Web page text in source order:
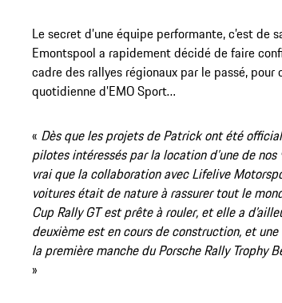
Le secret d’une équipe performante, c’est de
Emontspool a rapidement décidé de faire
cadre des rallyes régionaux par le passé,
quotidienne d’EMO Sport…
« Dès que les projets de Patrick ont été
pilotes intéressés par la location d’une de nos
vrai que la collaboration avec Lifelive
voitures était de nature à rassurer tout le
Cup Rally GT est prête à rouler, et elle a
deuxième est en cours de construction, et
la première manche du Porsche Rally Trophy
»